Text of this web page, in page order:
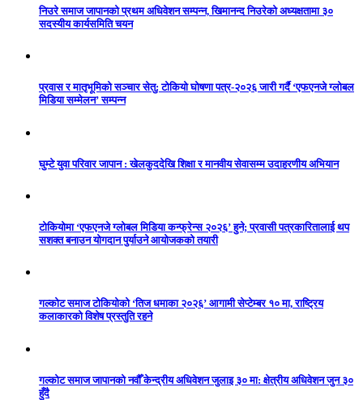
निउरे समाज जापानको प्रथम अधिवेशन सम्पन्न, खिमानन्द निउरेको अध्यक्षतामा ३०
सदस्यीय कार्यसमिति चयन
प्रवास र मातृभूमिको सञ्चार सेतु: टोकियो घोषणा पत्र-२०२६ जारी गर्दै ‘एफएनजे ग्लोबल
मिडिया सम्मेलन’ सम्पन्न
घुम्टे युवा परिवार जापान : खेलकुददेखि शिक्षा र मानवीय सेवासम्म उदाहरणीय अभियान
टोकियोमा ‘एफएनजे ग्लोबल मिडिया कन्फ्रेन्स २०२६’ हुने; प्रवासी पत्रकारितालाई थप
सशक्त बनाउन योगदान पुर्याउने आयोजकको तयारी
गल्कोट समाज टोकियोको ‘तिज धमाका २०२६’ आगामी सेप्टेम्बर १० मा, राष्ट्रिय
कलाकारको विशेष प्रस्तुति रहने
गल्कोट समाज जापानको नवौँ केन्द्रीय अधिवेशन जुलाइ ३० मा: क्षेत्रीय अधिवेशन जुन ३०
हुँदै